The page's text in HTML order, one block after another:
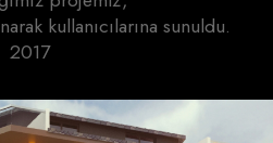
kullanıcılarına sunuldu.
2017